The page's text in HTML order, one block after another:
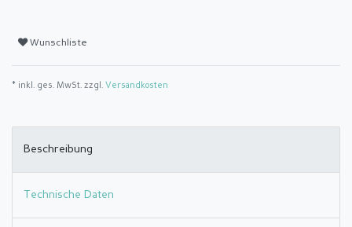
Wunschliste
* inkl. ges. MwSt. zzgl. Versandkosten
Beschreibung
Technische Daten